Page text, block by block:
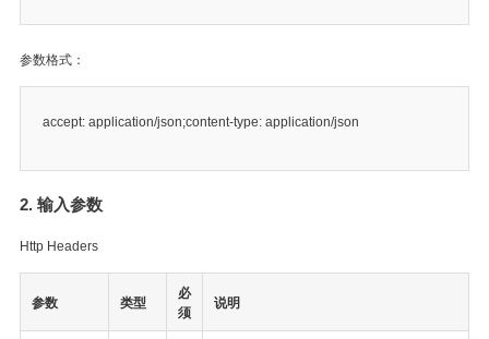
参数格式：
accept: application/json;content-type: application/json
2. 输入参数
Http Headers
参数 类型
必
须
说明